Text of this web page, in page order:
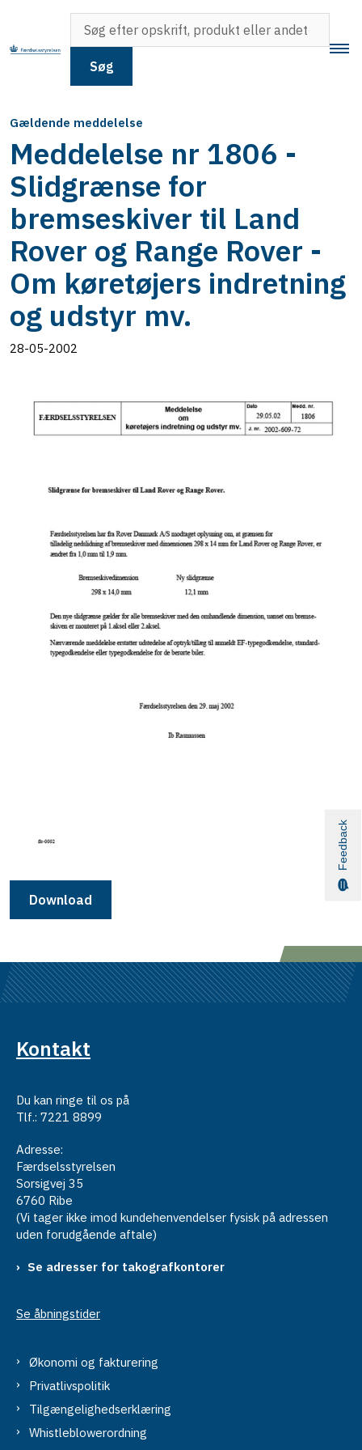
Søg
Gældende meddelelse
Meddelelse nr 1806 -
Slidgrænse for
bremseskiver til Land
Rover og Range Rover -
Om køretøjers indretning
og udstyr mv.
28-05-2002
Download
Kontakt
Du kan ringe til os på
Tlf.: 7221 8899
Adresse:
Færdselsstyrelsen
Sorsigvej 35
6760 Ribe
(Vi tager ikke imod kundehenvendelser fysisk på adressen
uden forudgående aftale)
Se adresser for takografkontorer
Se åbningstider
Økonomi og fakturering
Privatlivspolitik
Tilgængelighedserklæring
Whistleblowerordning
Feedback